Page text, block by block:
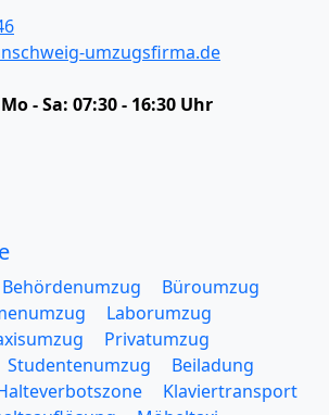
umzugsfirma.de
Mo - Sa: 07:30 - 16:30 Uhr
Behördenumzug
Büroumzug
Laborumzug
Privatumzug
Studentenumzug
Beiladung
Klaviertransport